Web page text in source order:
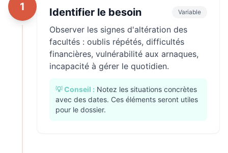
1 Identifier le besoin Variable
Observer les signes d'altération des
facultés : oublis répétés, difficultés
financières, vulnérabilité aux arnaques,
incapacité à gérer le quotidien.
💡 Conseil : Notez les situations concrètes
avec des dates. Ces éléments seront utiles
pour le dossier.